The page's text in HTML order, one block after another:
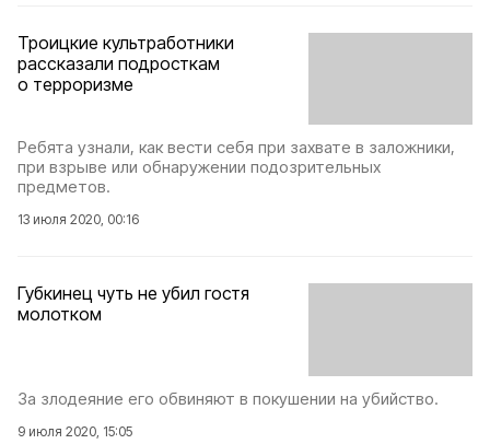
Троицкие культработники
рассказали подросткам
о терроризме
Ребята узнали, как вести себя при захвате в заложники,
при взрыве или обнаружении подозрительных
предметов.
13 июля 2020, 00:16
Губкинец чуть не убил гостя
молотком
За злодеяние его обвиняют в покушении на убийство.
9 июля 2020, 15:05